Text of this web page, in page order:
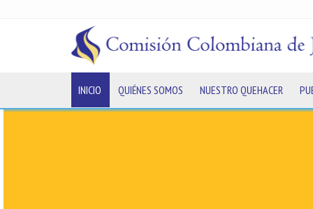
INICIO QUIÉNES SOMOS NUESTRO QUEHACER